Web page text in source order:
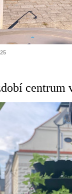
centrum